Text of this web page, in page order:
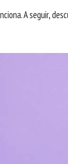
A seguir,